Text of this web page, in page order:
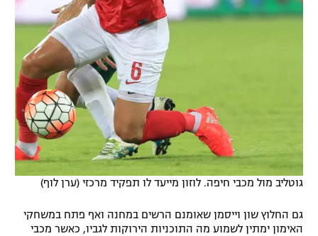
גוטליב מול מכבי חיפה. לוזון מייעד לו תפקיד מרכזי (ערן לוף)
גם החלוץ שון וייסמן שאומנם הרשים במחנה ואף פתח במשחקי
האימון ימתין לשמוע מה התוכניות הירוקות לגביו, כאשר מכבי